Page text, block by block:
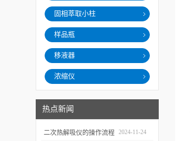
固相萃取小柱
样品瓶
移液器
浓缩仪
热点新闻
二次热解吸仪的操作流程 2024-11-24